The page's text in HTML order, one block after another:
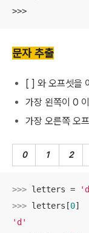
>>>
문자 추출
[ ] 와 오프셋을
가장 왼쪽이 0
가장 오른쪽 오
0 1 2
>>> letters =
>>> letters[0
'd'